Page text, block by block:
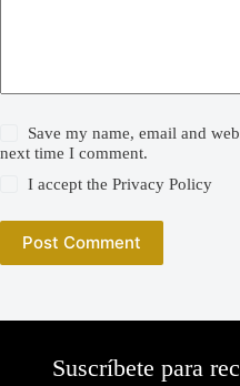
Save my name, email and
next time I comment.
I accept thePrivacy Policy
Post Comment
Suscríbete para